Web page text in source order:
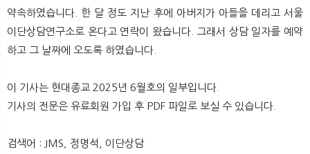
약속하였습니다. 한 달 정도 지난 후에 아버지가 아들을 데리고 서울
이단상담연구소로 온다고 연락이 왔습니다. 그래서 상담 일자를 예약
하고 그 날짜에 오도록 하였습니다.
이 기사는 현대종교 2025년 6월호의 일부입니다.
기사의 전문은 유료회원 가입 후 PDF 파일로 보실 수 있습니다.
검색어 : JMS, 정명석, 이단상담